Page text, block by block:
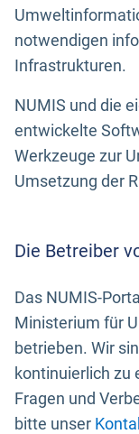
notwendigen
Infrastrukturen.
NUMIS und die
entwickelte
Werkzeuge zur
Umsetzung der
Die Betreiber
Das NUMIS-
Ministerium für
betrieben. Wir
kontinuierlich zu
Fragen und
bitte unser